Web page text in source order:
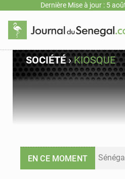
Dernière Mise à jour : 5
SOCIÉTÉ›KIOSQUE
EN CE MOMENT